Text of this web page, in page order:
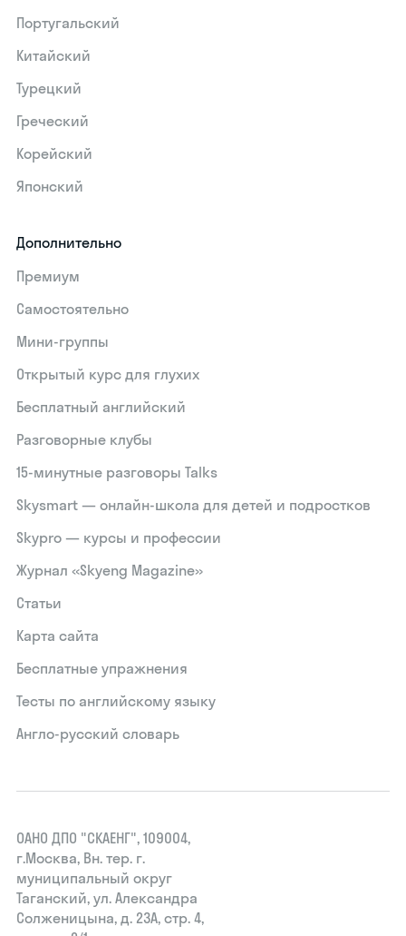
Португальский
Китайский
Турецкий
Греческий
Корейский
Японский
Дополнительно
Премиум
Самостоятельно
Мини-группы
Открытый курс для глухих
Бесплатный английский
Разговорные клубы
15‑минутные разговоры Talks
Skysmart — онлайн-школа для детей и подростков
Skypro — курсы и профессии
Журнал «Skyeng Magazine»
Статьи
Карта сайта
Бесплатные упражнения
Тесты по английскому языку
Англо-русский словарь
ОАНО ДПО "СКАЕНГ", 109004,
г.Москва, Вн. тер. г.
муниципальный округ
Таганский, ул. Александра
Солженицына, д. 23А, стр. 4,